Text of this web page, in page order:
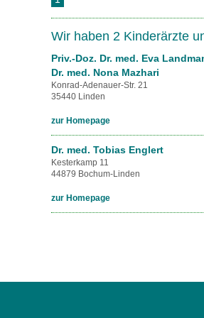
Wir haben 2 Kinderärzte
Priv.-Doz. Dr. med. Eva
Dr. med. Nona Mazhari
Konrad-Adenauer-Str. 21
35440 Linden
zur Homepage
Dr. med. Tobias Englert
Kesterkamp 11
44879 Bochum-Linden
zur Homepage